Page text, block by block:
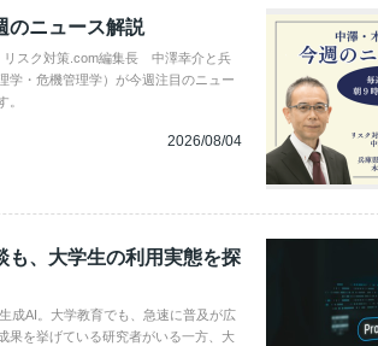
のニュース解説
リスク対策.com編集長 中澤幸介と兵
・危機管理学）が今週注目のニュー
。
2026/08/04
も、大学生の利用実態を探
成AI。大学教育でも、急速に普及が広
果を挙げている研究者がいる一方、大